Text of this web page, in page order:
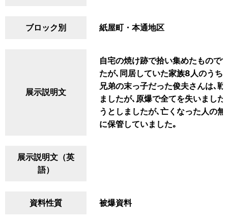
ブロック別 紙屋町・本通地区
展示説明文
自宅の焼け跡で拾い集めたもので
たが､同居していた家族8人のうち
兄弟の末っ子だった俊夫さんは､
ましたが､原爆で全てを失いまし
うとしましたが､亡くなった人の
に保管していました｡
展示説明文（英
語）
資料性質 被爆資料